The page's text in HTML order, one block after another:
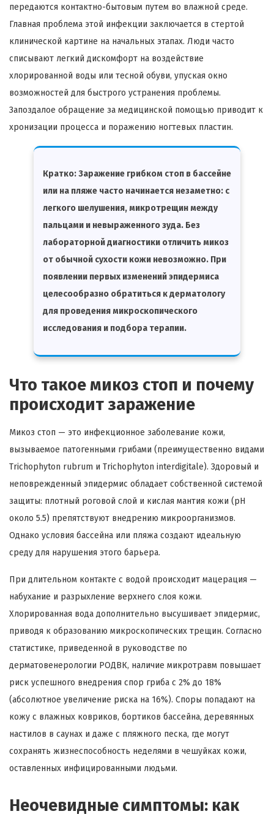
передаются контактно-бытовым путем во влажной среде.
Главная проблема этой инфекции заключается в стертой
клинической картине на начальных этапах. Люди часто
списывают легкий дискомфорт на воздействие
хлорированной воды или тесной обуви, упуская окно
возможностей для быстрого устранения проблемы.
Запоздалое обращение за медицинской помощью приводит к
хронизации процесса и поражению ногтевых пластин.
Кратко:Заражение грибком стоп в бассейне
или на пляже часто начинается незаметно: с
легкого шелушения, микротрещин между
пальцами и невыраженного зуда. Без
лабораторной диагностики отличить микоз
от обычной сухости кожи невозможно. При
появлении первых изменений эпидермиса
целесообразно обратиться к дерматологу
для проведения микроскопического
исследования и подбора терапии.
Что такое микоз стоп и почему
происходит заражение
Микоз стоп — это инфекционное заболевание кожи,
вызываемое патогенными грибами (преимущественно видами
Trichophyton rubrum и Trichophyton interdigitale). Здоровый и
неповрежденный эпидермис обладает собственной системой
защиты: плотный роговой слой и кислая мантия кожи (pH
около 5.5) препятствуют внедрению микроорганизмов.
Однако условия бассейна или пляжа создают идеальную
среду для нарушения этого барьера.
При длительном контакте с водой происходит мацерация —
набухание и разрыхление верхнего слоя кожи.
Хлорированная вода дополнительно высушивает эпидермис,
приводя к образованию микроскопических трещин. Согласно
статистике, приведенной в руководстве по
дерматовенерологии РОДВК, наличие микротравм повышает
риск успешного внедрения спор гриба с 2% до 18%
(абсолютное увеличение риска на 16%). Споры попадают на
кожу с влажных ковриков, бортиков бассейна, деревянных
настилов в саунах и даже с пляжного песка, где могут
сохранять жизнеспособность неделями в чешуйках кожи,
оставленных инфицированными людьми.
Неочевидные симптомы: как